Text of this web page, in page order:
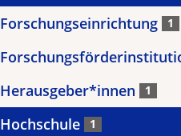
Forschungseinrichtung 1
Herausgeber*innen 1
Hochschule 1